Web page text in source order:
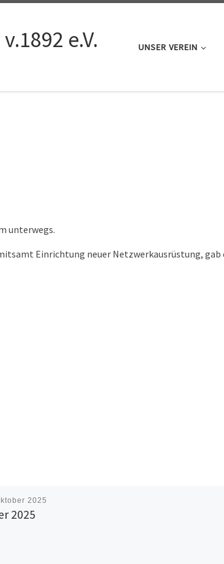
e.V. UNSER VEREIN
unterwegs.
Einrichtung neuer Netzwerkausrüstung,
2025
2025